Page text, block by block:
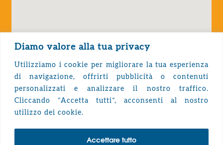
Diamo valore alla tua privacy
Utilizziamo i cookie per migliorare la tua esperienza
di navigazione, offrirti pubblicità o contenuti
personalizzati e analizzare il nostro traffico.
Cliccando “Accetta tutti”, acconsenti al nostro
utilizzo dei cookie.
Accettare tutto
Privacy Policy